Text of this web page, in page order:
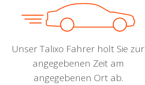
Unser Talixo Fahrer holt Sie zur
angegebenen Zeit am
angegebenen Ort ab.